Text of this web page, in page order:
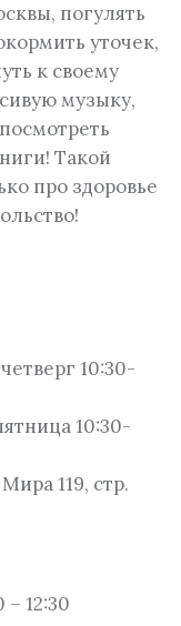
погулять
уточек,
к своему
музыку,
Такой
про здоровье
10:30-
10:30-
119, стр.
– 12:30